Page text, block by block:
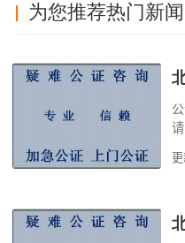
为您推荐热门新闻